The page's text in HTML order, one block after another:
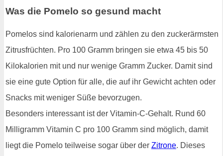
Was die Pomelo so gesund macht
Pomelos sind kalorienarm und zählen zu den zuckerärmsten
Zitrusfrüchten. Pro 100 Gramm bringen sie etwa 45 bis 50
Kilokalorien mit und nur wenige Gramm Zucker. Damit sind
sie eine gute Option für alle, die auf ihr Gewicht achten oder
Snacks mit weniger Süße bevorzugen.
Besonders interessant ist der Vitamin-C-Gehalt. Rund 60
Milligramm Vitamin C pro 100 Gramm sind möglich, damit
liegt die Pomelo teilweise sogar über der Zitrone. Dieses